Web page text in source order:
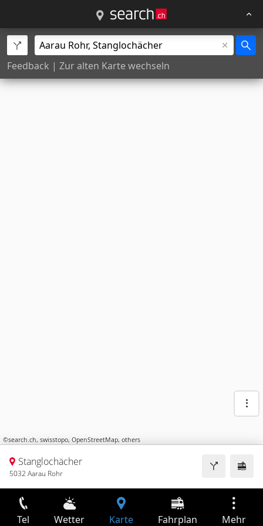
Feedback | Zur alten Karte wechseln
©search.ch, swisstopo, OpenStreetMap, others
Stanglochächer
5032 Aarau Rohr
Tel Wetter Karte Fahrplan Mehr